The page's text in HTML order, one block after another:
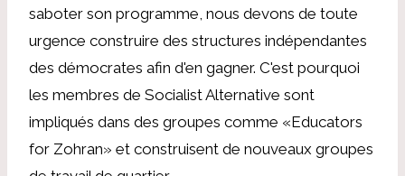
saboter son programme, nous devons de toute
urgence construire des structures indépendantes
des démocrates afin d'en gagner. C'est pourquoi
les membres de Socialist Alternative sont
impliqués dans des groupes comme «Educators
for Zohran» et construisent de nouveaux groupes